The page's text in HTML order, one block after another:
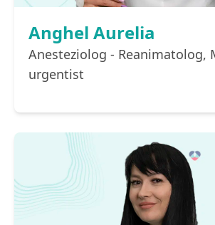
Anghel Aurelia
Anesteziolog - Reanimatolog,
urgentist